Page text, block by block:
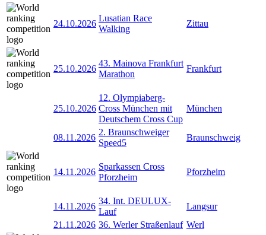
24.10.2026
Lusatian Race
Walking
Zittau
25.10.2026
43. Mainova Frankfurt
Marathon
Frankfurt
25.10.2026
12. Olympiaberg-
Cross München mit
Deutschem Cross Cup
München
08.11.2026
2. Braunschweiger
Speed5
Braunschweig
14.11.2026
Sparkassen Cross
Pforzheim
Pforzheim
14.11.2026
34. Int. DEULUX-
Lauf
Langsur
21.11.2026 36. Werler Straßenlauf Werl